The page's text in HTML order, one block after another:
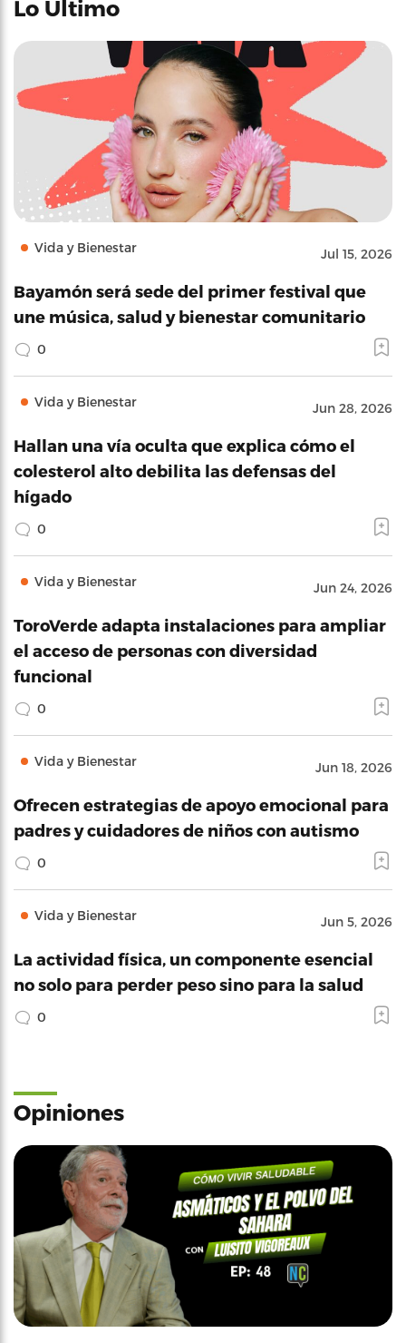
Lo Último
Vida y Bienestar Jul 15, 2026
Bayamón será sede del primer festival que
une música, salud y bienestar comunitario
0
Vida y Bienestar Jun 28, 2026
Hallan una vía oculta que explica cómo el
colesterol alto debilita las defensas del
hígado
0
Vida y Bienestar Jun 24, 2026
ToroVerde adapta instalaciones para ampliar
el acceso de personas con diversidad
funcional
0
Vida y Bienestar Jun 18, 2026
Ofrecen estrategias de apoyo emocional para
padres y cuidadores de niños con autismo
0
Vida y Bienestar Jun 5, 2026
La actividad física, un componente esencial
no solo para perder peso sino para la salud
0
Opiniones